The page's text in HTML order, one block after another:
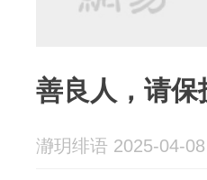
善良人，请
瀞玥绯语 2025-04-08